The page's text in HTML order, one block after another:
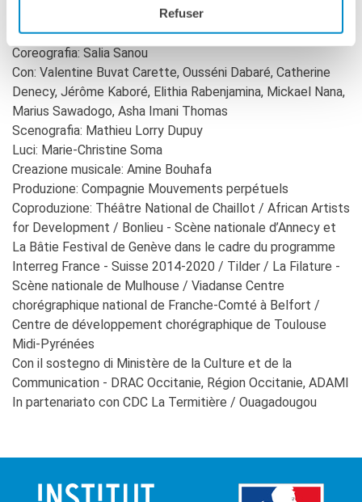
Refuser
Credits
Coreografia: Salia Sanou
Con: Valentine Buvat Carette, Ousséni Dabaré, Catherine
Denecy, Jérôme Kaboré, Elithia Rabenjamina, Mickael Nana,
Marius Sawadogo, Asha Imani Thomas
Scenografia: Mathieu Lorry Dupuy
Luci: Marie-Christine Soma
Creazione musicale: Amine Bouhafa
Produzione: Compagnie Mouvements perpétuels
Coproduzione: Théâtre National de Chaillot / African Artists
for Development / Bonlieu - Scène nationale d’Annecy et
La Bâtie Festival de Genève dans le cadre du programme
Interreg France - Suisse 2014-2020 / Tilder / La Filature -
Scène nationale de Mulhouse / Viadanse Centre
chorégraphique national de Franche-Comté à Belfort /
Centre de développement chorégraphique de Toulouse
Midi-Pyrénées
Con il sostegno di Ministère de la Culture et de la
Communication - DRAC Occitanie, Région Occitanie, ADAMI
In partenariato con CDC La Termitière / Ouagadougou